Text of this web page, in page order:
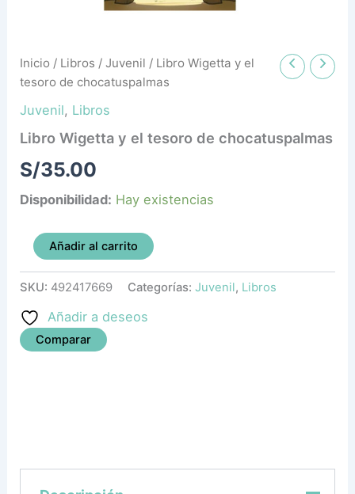
Inicio / Libros /Juvenil / Libro Wigetta y el
tesoro de chocatuspalmas
Juvenil, Libros
Libro Wigetta y el tesoro de chocatuspalmas
S/35.00
Disponibilidad: Hay existencias
Añadir al carrito
SKU: 492417669 Categorías:Juvenil, Libros
Añadir a deseos
Comparar